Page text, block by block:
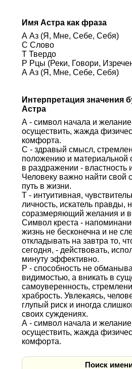
Имя Астра как фраза
А Аз (Я, Мне, Себе, Себя)
С Слово
Т Твердо
Р Рцы (Реки, Говори,
А Аз (Я, Мне, Себе, Себя)
Интерпретация значения
Астра
А - символ начала и желание
осуществить, жажда
комфорта.
С - здравый смысл,
положению и материальной
в раздражении - властность
Человеку важно найти свой
путь в жизни.
Т - интуитивная,
личность, искатель правды,
соразмеряющий желания и
Символ креста -
жизнь не бесконечна и не
откладывать на завтра то,
сегодня, - действовать,
минуту эффективно.
Р - способность не
видимостью, а вникать в
самоуверенность,
храбрость. Увлекаясь,
глупый риск и иногда
своих суждениях.
А - символ начала и желание
осуществить, жажда
комфорта.
Поиск